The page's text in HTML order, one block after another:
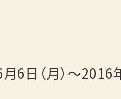
6日（月）～2016